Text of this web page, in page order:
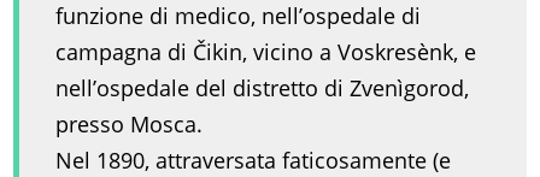
funzione di medico, nell’ospedale di
campagna di Čikin, vicino a Voskresènk, e
nell’ospedale del distretto di Zvenìgorod,
presso Mosca.
Nel 1890, attraversata faticosamente (e